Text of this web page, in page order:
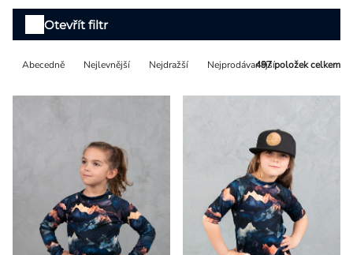
Řazení
Abecedně Nejlevnější Nejdražší Nejprodávanější
497položek celkem
Otevřít filtr
Výpis
produktů